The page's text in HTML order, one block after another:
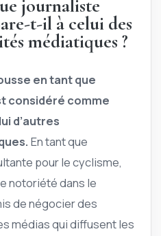
journaliste
t-il à celui des
médiatiques ?
en tant que
considéré comme
d’autres
En tant que
pour le cyclisme,
notoriété dans le
de négocier des
médias qui diffusent les